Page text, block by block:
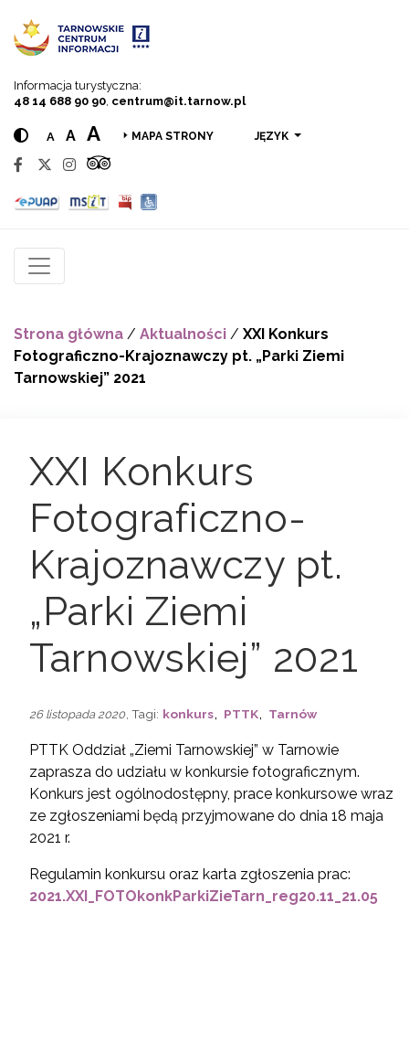
Informacja turystyczna:
48 14 688 90 90 centrum@it.tarnow.pl
A A A MAPA STRONY JĘZYK
Strona główna / Aktualności / XXI Konkurs
Fotograficzno-Krajoznawczy pt. „Parki Ziemi
Tarnowskiej” 2021
XXI Konkurs
Fotograficzno-
Krajoznawczy pt.
„Parki Ziemi
Tarnowskiej” 2021
26 listopada 2020 , Tagi: konkurs PTTK Tarnów
PTTK Oddział „Ziemi Tarnowskiej” w Tarnowie
zaprasza do udziału w konkursie fotograficznym.
Konkurs jest ogólnodostępny, prace konkursowe wraz
ze zgłoszeniami będą przyjmowane do dnia 18 maja
2021 r.
Regulamin konkursu oraz karta zgłoszenia prac:
2021.XXI_FOTOkonkParkiZieTarn_reg20.11_21.05